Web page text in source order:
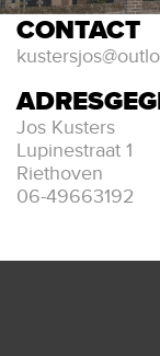
CONTACT
Jos Kusters
Lupinestraat 1
Riethoven
06-49663192